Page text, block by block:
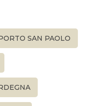
SAN PAOLO